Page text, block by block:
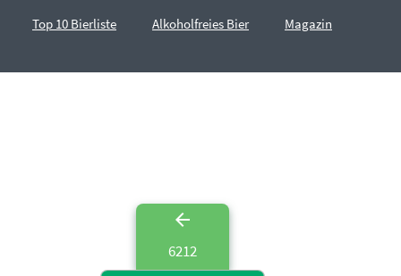
Top 10 Bierliste Alkoholfreies Bier Magazin
6212